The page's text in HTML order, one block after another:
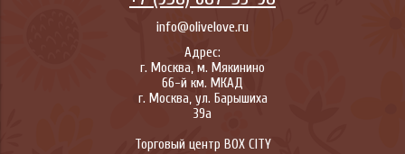
info@olivelove.ru
Адрес:
г. Москва, м. Мякинино
66-й км. МКАД
г. Москва, ул. Барышиха
39а
Торговый центр BOX CITY